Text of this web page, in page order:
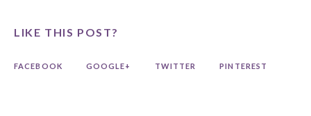
LIKE THIS POST?
FACEBOOK GOOGLE+ TWITTER PINTEREST